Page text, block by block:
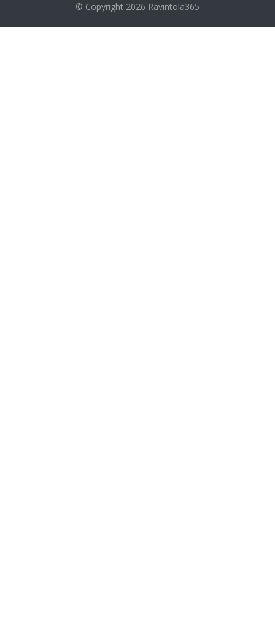
© Copyright 2026 Ravintola365